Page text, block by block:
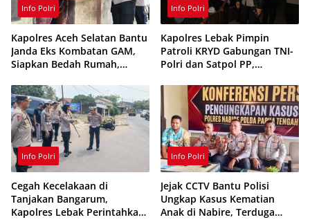
Info Polri
Kapolres Aceh Selatan Bantu
Janda Eks Kombatan GAM,
Siapkan Bedah Rumah,
Usaha
Info Polri
Kapolres Lebak Pimpin
Patroli KRYD Gabungan TNI-
Polri dan Satpol PP,
Balap Liar
Info Polri
Cegah Kecelakaan di
Tanjakan Bangarum,
Kapolres Lebak Perintahkan
Info Polri
Jejak CCTV Bantu Polisi
Ungkap Kasus Kematian
Anak di Nabire, Terduga